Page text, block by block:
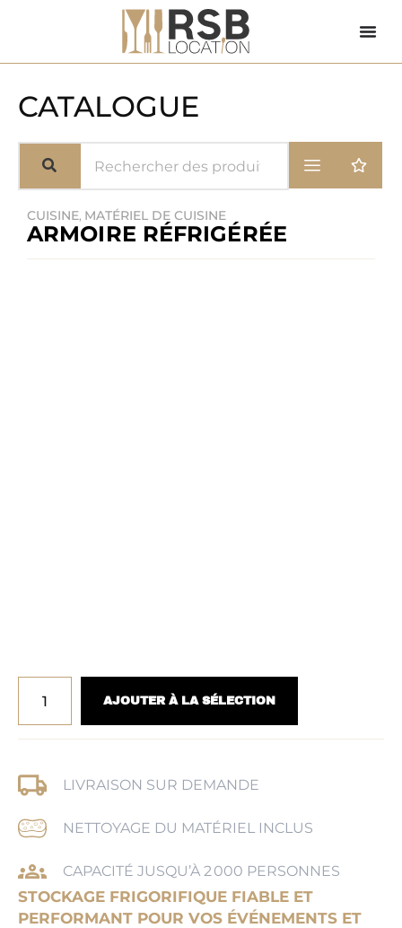
CATALOGUE
STOCKAGE FRIGORIFIQUE FIABLE ET
PERFORMANT POUR VOS ÉVÉNEMENTS ET
CUISINE, MATÉRIEL DE CUISINE
ARMOIRE RÉFRIGÉRÉE
AJOUTER À LA SÉLECTION
LIVRAISON SUR DEMANDE
NETTOYAGE DU MATÉRIEL INCLUS
CAPACITÉ JUSQU’À 2 000 PERSONNES